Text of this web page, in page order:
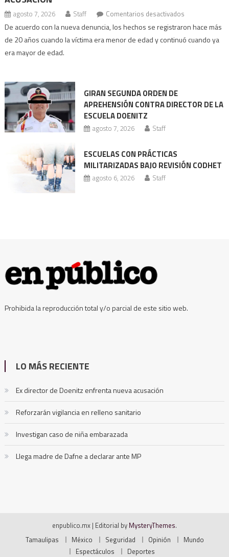
agosto 7, 2026 Staff Comentarios desactivadosen
Ex
director
De acuerdo con la nueva denuncia, los hechos se registraron hace más
de 20 años cuando la víctima era menor de edad y continuó cuando ya
era mayor de edad.
GIRAN SEGUNDA ORDEN DE
APREHENSIÓN CONTRA DIRECTOR DE LA
ESCUELA DOENITZ
agosto 7, 2026 Staff
ESCUELAS CON PRÁCTICAS
MILITARIZADAS BAJO REVISIÓN CODHET
agosto 6, 2026 Staff
Prohibida la reproducción total y/o parcial de este sitio web.
LO MÁS RECIENTE
Ex director de Doenitz enfrenta nueva acusación
Reforzarán vigilancia en relleno sanitario
Investigan caso de niña embarazada
Llega madre de Dafne a declarar ante MP
enpublico.mx | Editorial by MysteryThemes.
Tamaulipas
México Seguridad Opinión
Mundo
Espectáculos
Deportes